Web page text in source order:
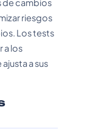
de cambios
riesgos
Los tests
a los
a sus